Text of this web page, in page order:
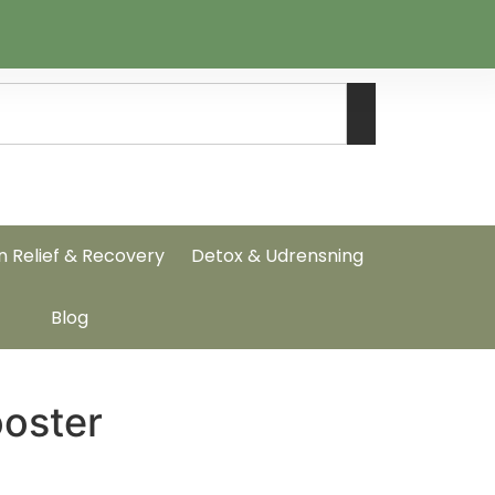
Relief & Recovery Detox & Udrensning
Blog